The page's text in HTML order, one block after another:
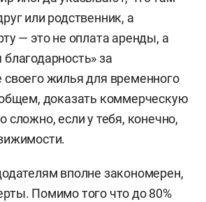
квартиры в аренду — это
пеней и штрафов от
случаях такое грозит
за ведение
деятельности без
статуса (например,
ущерб гражданам или
или родственник, а
— это не оплата аренды, а
за
своего жилья для временного
доказать коммерческую
сложно, если у тебя, конечно,
вполне закономерен,
Помимо того что до 80%